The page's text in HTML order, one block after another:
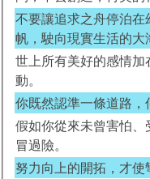
不要讓追求之舟停泊
帆，駛向現實生活的大
世上所有美好的感情
動。
你既然認準一條道路，
假如你從來未曾害怕
冒過險。
努力向上的開拓，才使